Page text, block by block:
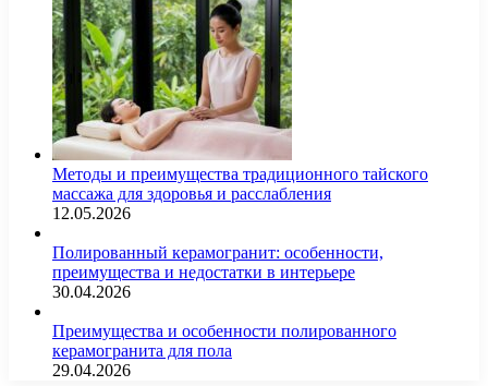
Методы и преимущества традиционного тайского
массажа для здоровья и расслабления
12.05.2026
Полированный керамогранит: особенности,
преимущества и недостатки в интерьере
30.04.2026
Преимущества и особенности полированного
керамогранита для пола
29.04.2026